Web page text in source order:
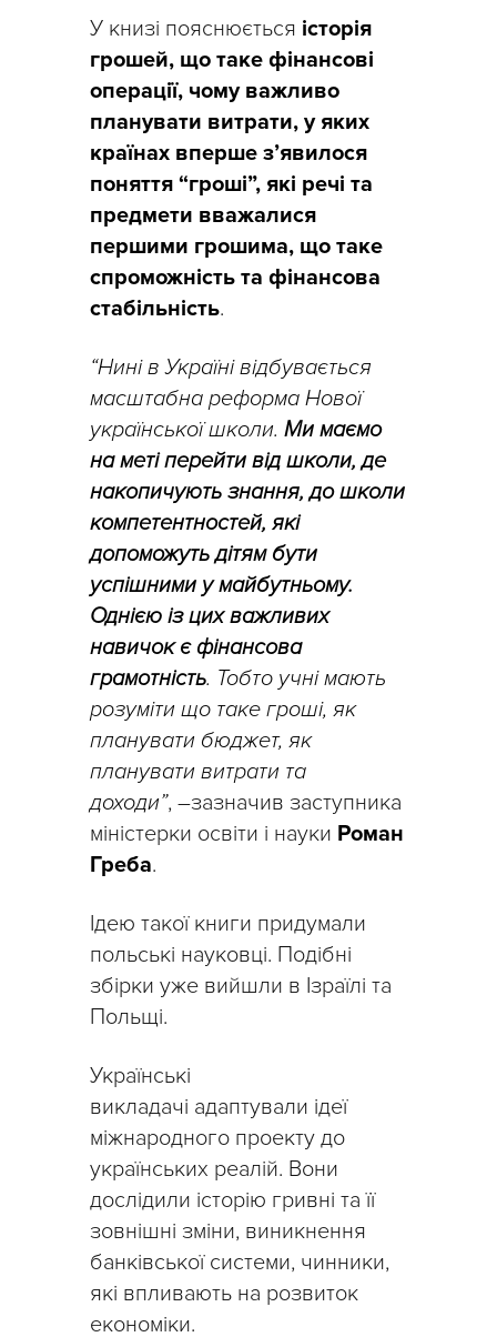
У книзі пояснюється історія
грошей, що таке фінансові
операції, чому важливо
планувати витрати, у яких
країнах вперше з’явилося
поняття “гроші”, які речі та
предмети вважалися
першими грошима, що таке
спроможність та фінансова
стабільність.
“Нині в Україні відбувається
масштабна реформа Нової
української школи. Ми маємо
на меті перейти від школи, де
накопичують знання, до школи
компетентностей, які
допоможуть дітям бути
успішними у майбутньому.
Однією із цих важливих
навичок є фінансова
грамотність. Тобто учні мають
розуміти що таке гроші, як
планувати бюджет, як
планувати витрати та
доходи”, –зазначив заступника
міністерки освіти і науки Роман
Греба.
Ідею такої книги придумали
польські науковці. Подібні
збірки уже вийшли в Ізраїлі та
Польщі.
Українські
викладачі адаптували ідеї
міжнародного проекту до
українських реалій. Вони
дослідили історію гривні та її
зовнішні зміни, виникнення
банківської системи, чинники,
які впливають на розвиток
економіки.